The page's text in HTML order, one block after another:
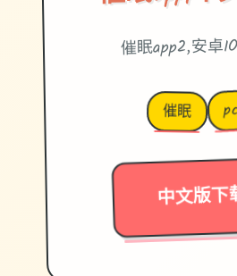
催眠app2,安卓
催眠 pc
中文版下